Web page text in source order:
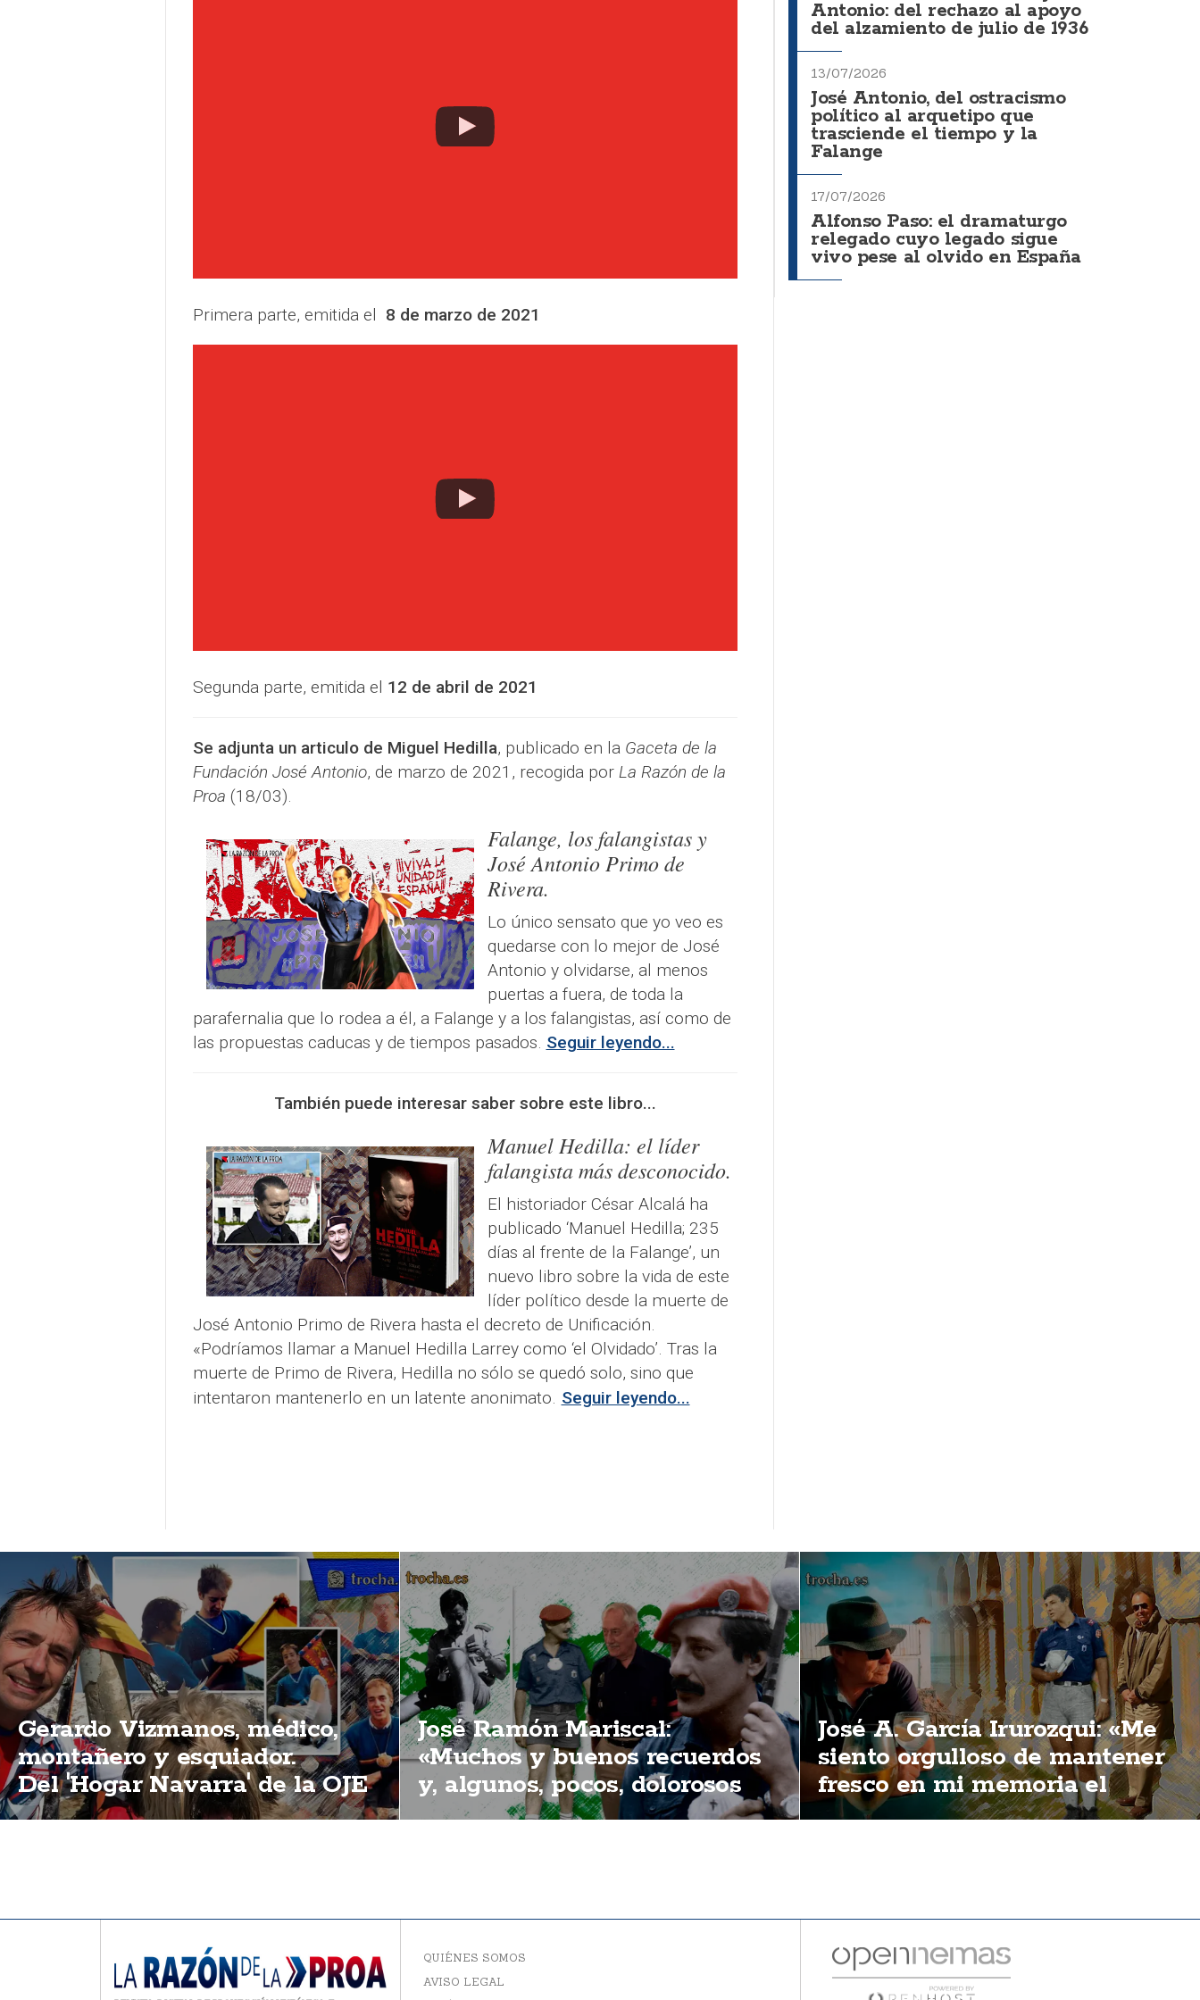
Primera parte, emitida el 8 de marzo de 2021
Segunda parte, emitida el 12 de abril de 2021
Se adjunta un articulo de Miguel Hedilla, publicado en la Gaceta de la
Fundación José Antonio, de marzo de 2021, recogida por La Razón de la
Proa (18/03).
Falange, los falangistas y
José Antonio Primo de
Rivera.
Lo único sensato que yo veo es
quedarse con lo mejor de José
Antonio y olvidarse, al menos
puertas a fuera, de toda la
parafernalia que lo rodea a él, a Falange y a los falangistas, así como de
las propuestas caducas y de tiempos pasados. Seguir leyendo...
También puede interesar saber sobre este libro...
Manuel Hedilla: el líder
falangista más desconocido.
El historiador César Alcalá ha
publicado ‘Manuel Hedilla; 235
días al frente de la Falange’, un
nuevo libro sobre la vida de este
líder político desde la muerte de
José Antonio Primo de Rivera hasta el decreto de Unificación.
«Podríamos llamar a Manuel Hedilla Larrey como ‘el Olvidado’. Tras la
muerte de Primo de Rivera, Hedilla no sólo se quedó solo, sino que
intentaron mantenerlo en un latente anonimato. Seguir leyendo...
Antonio: del rechazo al apoyo
del alzamiento de julio de 1936
13/07/2026
José Antonio, del ostracismo
político al arquetipo que
trasciende el tiempo y la
Falange
17/07/2026
Alfonso Paso: el dramaturgo
relegado cuyo legado sigue
vivo pese al olvido en España
Gerardo Vizmanos, médico,
montañero y esquiador.
Del 'Hogar Navarra' de la OJE
de Barcelona a vivir en
José Ramón Mariscal:
«Muchos y buenos recuerdos
y, algunos, pocos, dolorosos
que también dieron sentido a
José A. García Irurozqui: «Me
siento orgulloso de mantener
fresco en mi memoria el
ideario y estilo de la OJE».
QUIÉNES SOMOS
AVISO LEGAL